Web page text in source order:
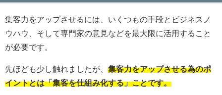
集客力をアップさせるには、いくつもの手段とビジネスノ
ウハウ、そして専門家の意見などを最大限に活用すること
が必要です。
先ほども少し触れましたが、 集客力をアップさせる為のポ
イントとは「集客を仕組み化する」ことです。